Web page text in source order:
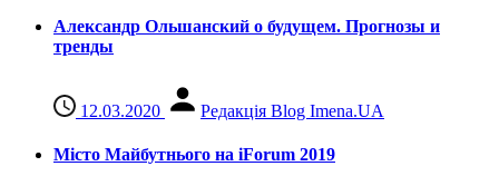
Александр Ольшанский о будущем. Прогнозы и
тренды
12.03.2020 Редакція Blog Imena.UA
Місто Майбутнього на iForum 2019